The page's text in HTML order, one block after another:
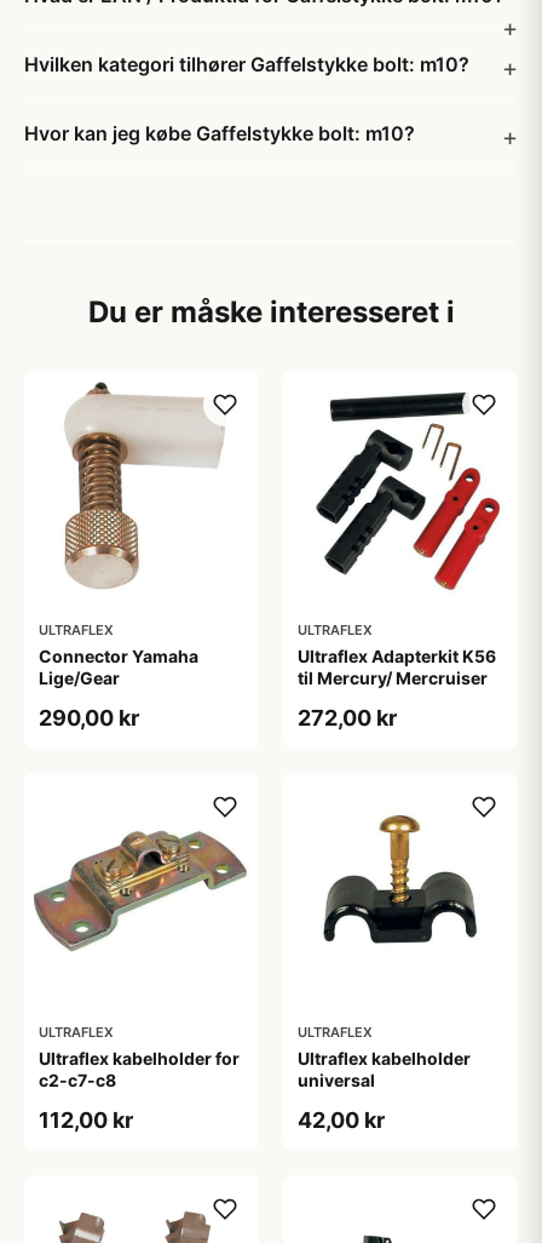
Hvilken kategori tilhører Gaffelstykke bolt: m10?
Hvor kan jeg købe Gaffelstykke bolt: m10?
Du er måske interesseret i
ULTRAFLEX
Connector Yamaha
Lige/Gear
290,00 kr
ULTRAFLEX
Ultraflex Adapterkit K56
til Mercury/ Mercruiser
272,00 kr
ULTRAFLEX
Ultraflex kabelholder for
c2-c7-c8
112,00 kr
ULTRAFLEX
Ultraflex kabelholder
universal
42,00 kr